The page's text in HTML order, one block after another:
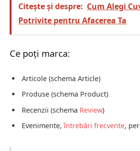
Citește și despre: Cum Alegi
Potrivite pentru Afacerea Ta
Ce poți marca:
Articole (schema Article)
Produse (schema Product)
Recenzii (schema Review)
Evenimente,întrebări frecvente,